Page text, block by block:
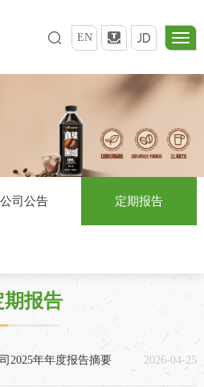
EN
公司公告 定期报告
期报告
2026-04-25
2025年年度报告摘要